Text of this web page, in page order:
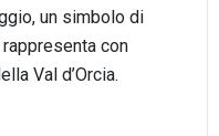
un simbolo di
con
Val d’Orcia.